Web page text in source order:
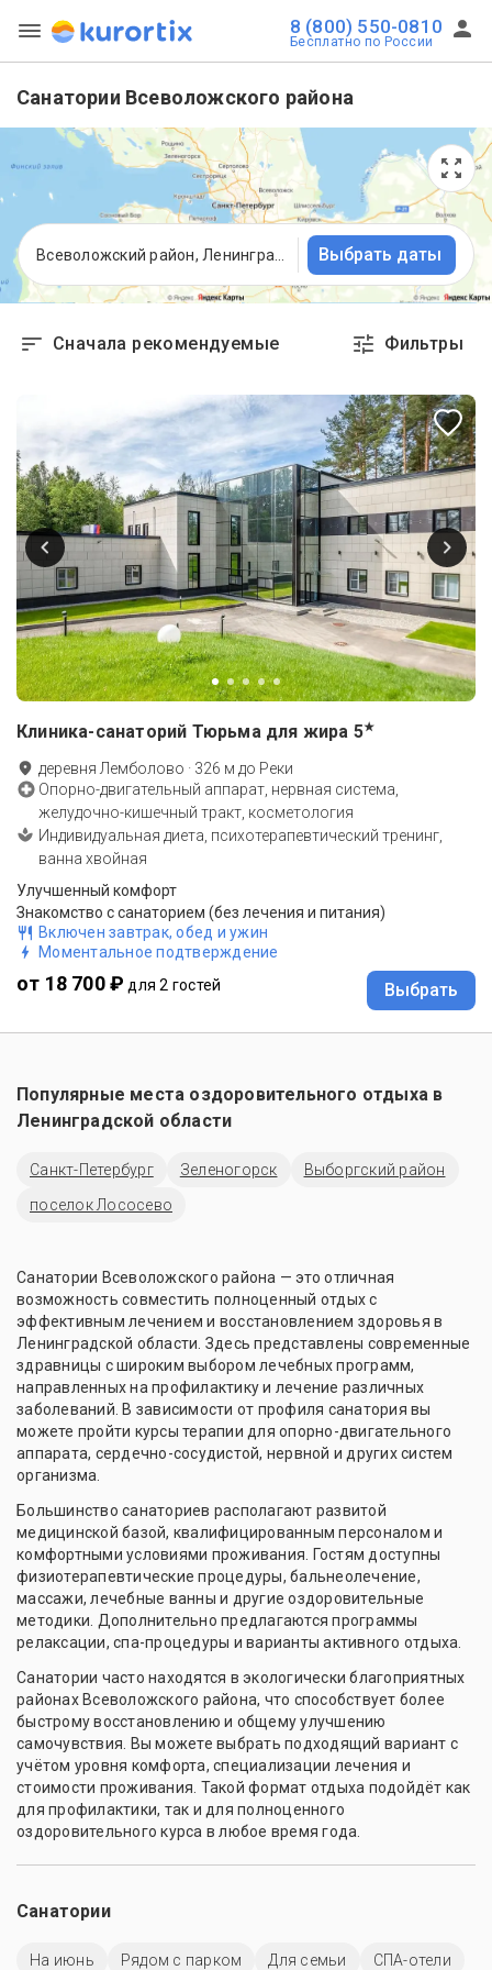
8 (800) 550-0810
Бесплатно по России
Санатории Всеволожского района
Выбрать даты
Сначала рекомендуемые Фильтры
Клиника-санаторий Тюрьма для жира 5★
деревня Лемболово · 326 м до Реки
Опорно-двигательный аппарат, нервная система,
желудочно-кишечный тракт, косметология
Индивидуальная диета, психотерапевтический тренинг,
ванна хвойная
Улучшенный комфорт
Знакомство с санаторием (без лечения и питания)
Включен завтрак, обед и ужин
Моментальное подтверждение
от 18 700 ₽ для 2 гостей Выбрать
Популярные места оздоровительного отдыха в
Ленинградской области
Санкт-Петербург Зеленогорск
Выборгский район
поселок Лососево
Санатории Всеволожского района — это отличная
возможность совместить полноценный отдых с
эффективным лечением и восстановлением здоровья в
Ленинградской области. Здесь представлены современные
здравницы с широким выбором лечебных программ,
направленных на профилактику и лечение различных
заболеваний. В зависимости от профиля санатория вы
можете пройти курсы терапии для опорно-двигательного
аппарата, сердечно-сосудистой, нервной и других систем
организма.
Большинство санаториев располагают развитой
медицинской базой, квалифицированным персоналом и
комфортными условиями проживания. Гостям доступны
физиотерапевтические процедуры, бальнеолечение,
массажи, лечебные ванны и другие оздоровительные
методики. Дополнительно предлагаются программы
релаксации, спа-процедуры и варианты активного отдыха.
Санатории часто находятся в экологически благоприятных
районах Всеволожского района, что способствует более
быстрому восстановлению и общему улучшению
самочувствия. Вы можете выбрать подходящий вариант с
учётом уровня комфорта, специализации лечения и
стоимости проживания. Такой формат отдыха подойдёт как
для профилактики, так и для полноценного
оздоровительного курса в любое время года.
Санатории
На июнь Рядом с парком Для семьи СПА-отели